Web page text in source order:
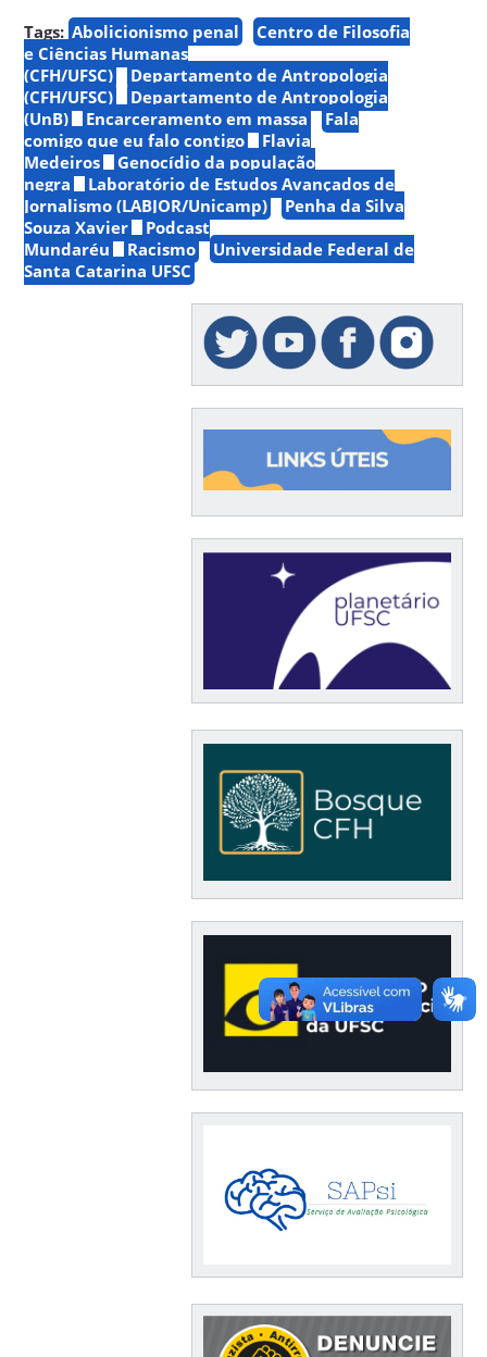
Tags: Abolicionismo penal
Centro de Filosofia
e Ciências Humanas
(CFH/UFSC)
Departamento de Antropologia
(CFH/UFSC)
Departamento de Antropologia
(UnB)
Encarceramento em massa
Fala
comigo que eu falo contigo
Flavia
Medeiros
Genocídio da população
negra
Laboratório de Estudos Avançados de
Jornalismo (LABJOR/Unicamp)
Penha da Silva
Souza Xavier
Podcast
Mundaréu
Racismo
Universidade Federal de
Santa Catarina UFSC